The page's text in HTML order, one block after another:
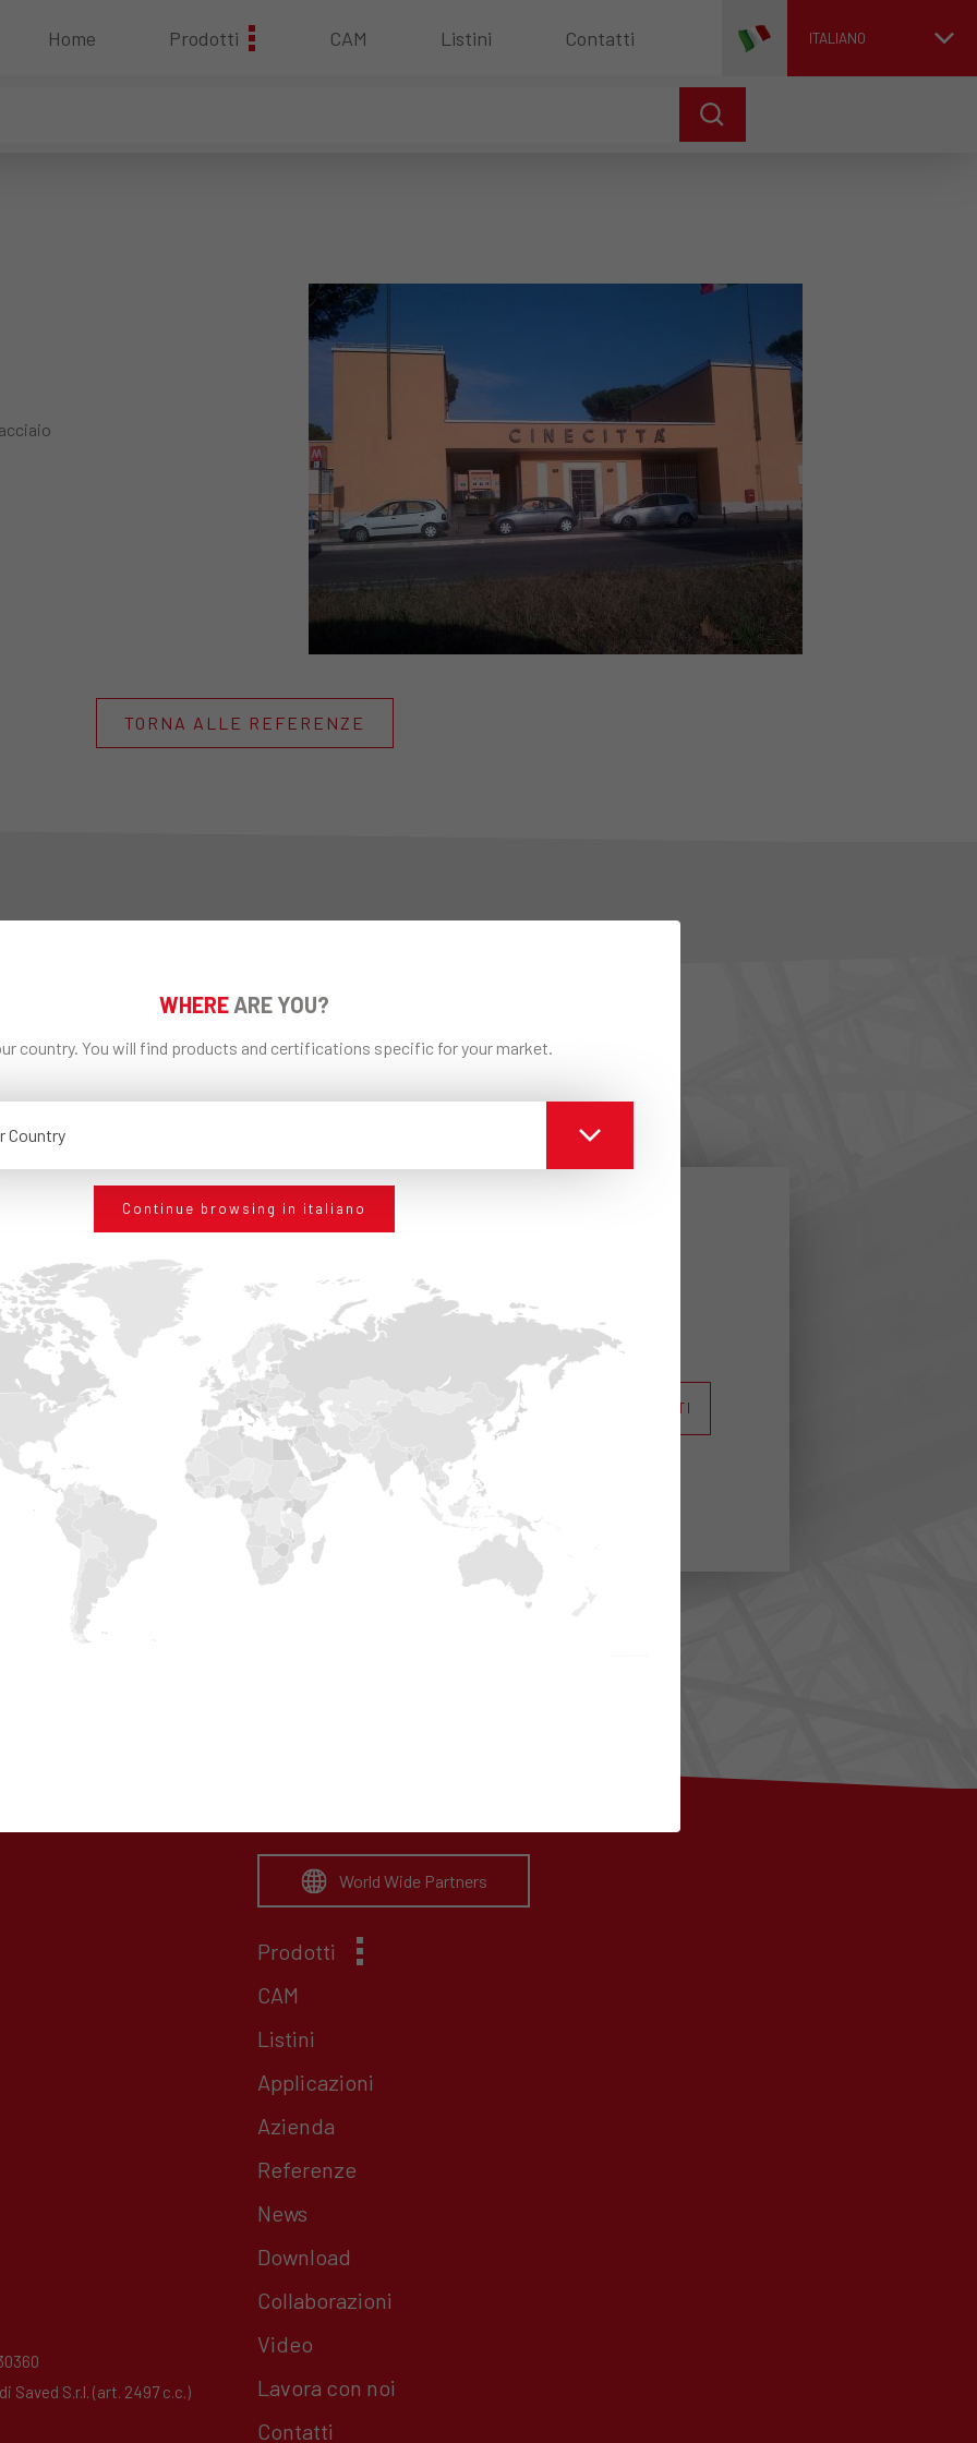
Home Prodotti CAM Listini Contatti ITALIANO
TORNA ALLE REFERENZE
Iscriviti alla nostra newsletter per restare aggiornato sulle
avanguardie tecnologiche in tema di edilizia. Per sapere come
Edilteco può offrirti gli standard che cerchi.
REGISTRATI
Ho preso visione dell’informativa Privacy
Website
S.r.l. (art. 2497 c.c.)
World Wide Partners
Prodotti
CAM
Listini
Applicazioni
Azienda
Referenze
News
Download
Collaborazioni
Video
Lavora con noi
Contatti
WHERE ARE YOU?
country. You will find products and certifications specific for your market.
Country
Continue browsing in italiano